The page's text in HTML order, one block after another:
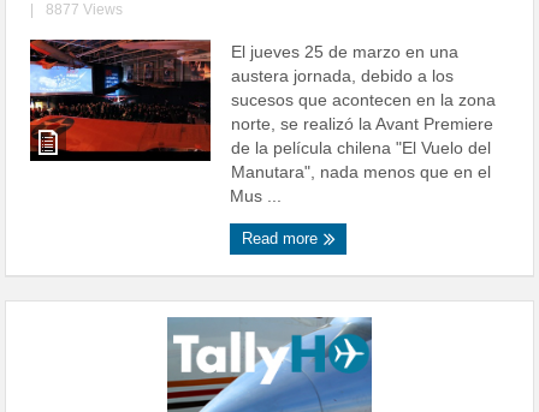
8877 Views
El jueves 25 de marzo en una
austera jornada, debido a los
sucesos que acontecen en la zona
norte, se realizó la Avant Premiere
de la película chilena "El Vuelo del
Manutara", nada menos que en el
Mus ...
Read more